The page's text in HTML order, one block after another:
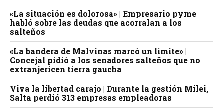
«La situación es dolorosa» | Empresario pyme
habló sobre las deudas que acorralan a los
salteños
«La bandera de Malvinas marcó un límite» |
Concejal pidió a los senadores salteños que no
extranjericen tierra gaucha
Viva la libertad carajo | Durante la gestión Milei,
Salta perdió 313 empresas empleadoras